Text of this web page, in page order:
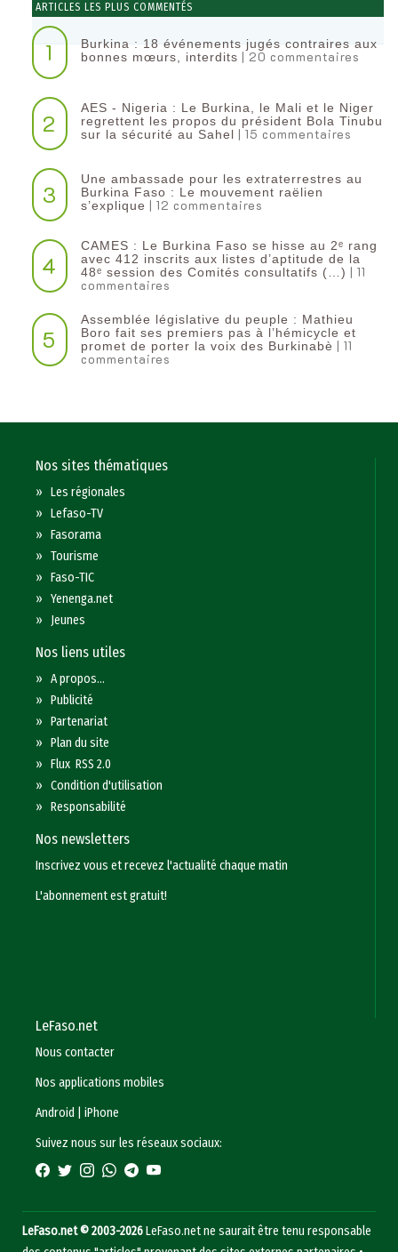
ARTICLES LES PLUS COMMENTÉS
1
Burkina : 18 événements jugés contraires aux
bonnes mœurs, interdits | 20 commentaires
2
AES - Nigeria : Le Burkina, le Mali et le Niger
regrettent les propos du président Bola Tinubu
sur la sécurité au Sahel | 15 commentaires
3
Une ambassade pour les extraterrestres au
Burkina Faso : Le mouvement raëlien
s’explique | 12 commentaires
4
CAMES : Le Burkina Faso se hisse au 2ᵉ rang
avec 412 inscrits aux listes d’aptitude de la
48ᵉ session des Comités consultatifs (…) | 11
commentaires
5
Assemblée législative du peuple : Mathieu
Boro fait ses premiers pas à l’hémicycle et
promet de porter la voix des Burkinabè | 11
commentaires
Nos sites thématiques
»Les régionales
»Lefaso-TV
»Fasorama
»Tourisme
»Faso-TIC
»Yenenga.net
» Jeunes
Nos liens utiles
»A propos...
»Publicité
»Partenariat
»Plan du site
»Flux RSS 2.0
»Condition d'utilisation
»Responsabilité
Nos newsletters
Inscrivez vous et recevez l'actualité chaque matin
L'abonnement est gratuit!
LeFaso.net
Nous contacter
Nos applications mobiles
Android
|iPhone
Suivez nous sur les réseaux sociaux:
LeFaso.net © 2003-2026LeFaso.net ne saurait être tenu responsable